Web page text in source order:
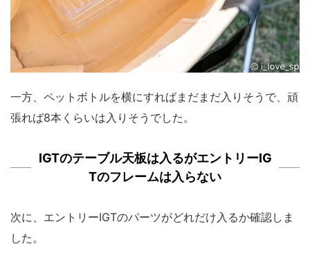
一方、ペットボトルを横にすればまだまだ入りそうで、頑
張れば8本くらいは入りそう でした。
IGTのテーブル天板は入るがエントリーIG
Tのフレームは入らない
次に、エントリーIGTのパーツがどれだけ入るか確認しま
した。